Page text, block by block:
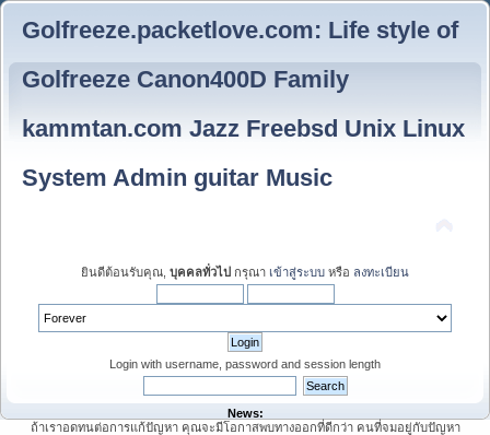
Golfreeze.packetlove.com: Life style of
Golfreeze Canon400D Family
kammtan.com Jazz Freebsd Unix Linux
System Admin guitar Music
ยินดีต้อนรับคุณ, บุคคลทั่วไป กรุณา เข้าสู่ระบบ หรือ ลงทะเบียน
Login with username, password and session length
News:
ถ้าเราอดทนต่อการแก้ปัญหา คุณจะมีโอกาสพบทางออกที่ดีกว่า คนที่จมอยู่กับปัญหา